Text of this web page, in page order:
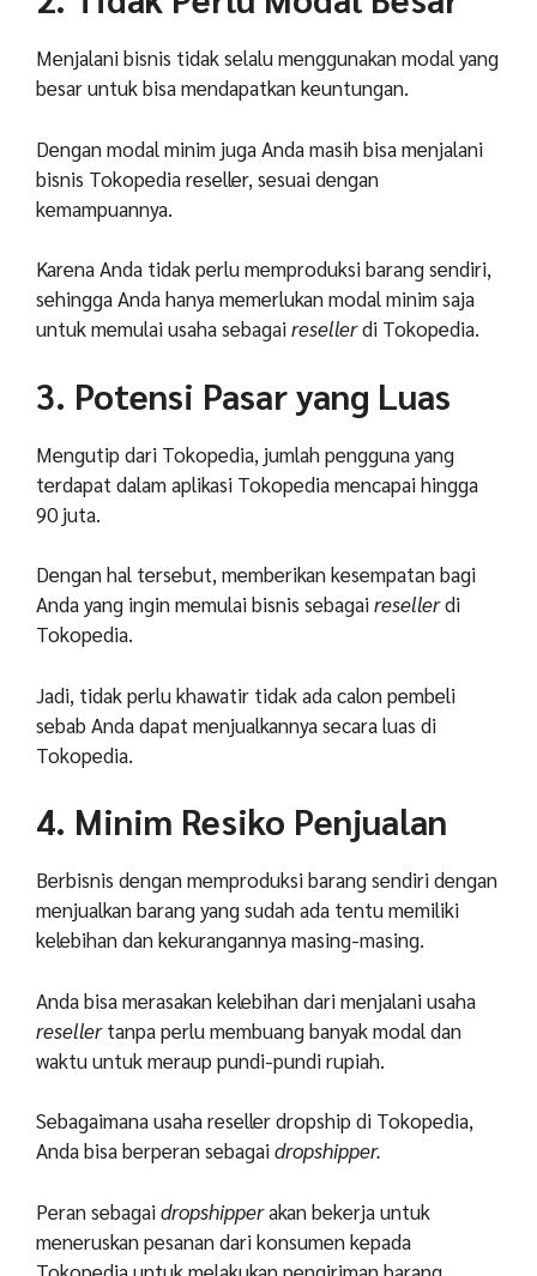
Menjalani bisnis tidak selalu menggunakan modal yang
besar untuk bisa mendapatkan keuntungan.
Dengan modal minim juga Anda masih bisa menjalani
bisnis Tokopedia reseller, sesuai dengan
kemampuannya.
Karena Anda tidak perlu memproduksi barang sendiri,
sehingga Anda hanya memerlukan modal minim saja
untuk memulai usaha sebagairesellerdi Tokopedia.
3. Potensi Pasar yang Luas
Mengutip dari Tokopedia, jumlah pengguna yang
terdapat dalam aplikasi Tokopedia mencapai hingga
90 juta.
Dengan hal tersebut, memberikan kesempatan bagi
Anda yang ingin memulai bisnis sebagairesellerdi
Tokopedia.
Jadi, tidak perlu khawatir tidak ada calon pembeli
sebab Anda dapat menjualkannya secara luas di
Tokopedia.
4. Minim Resiko Penjualan
Berbisnis dengan memproduksi barang sendiri dengan
menjualkan barang yang sudah ada tentu memiliki
kelebihan dan kekurangannya masing-masing.
Anda bisa merasakan kelebihan dari menjalani usaha
resellertanpa perlu membuang banyak modal dan
waktu untuk meraup pundi-pundi rupiah.
Sebagaimana usaha reseller dropship di Tokopedia,
Anda bisa berperan sebagaidropshipper.
Peran sebagaidropshipperakan bekerja untuk
meneruskan pesanan dari konsumen kepada